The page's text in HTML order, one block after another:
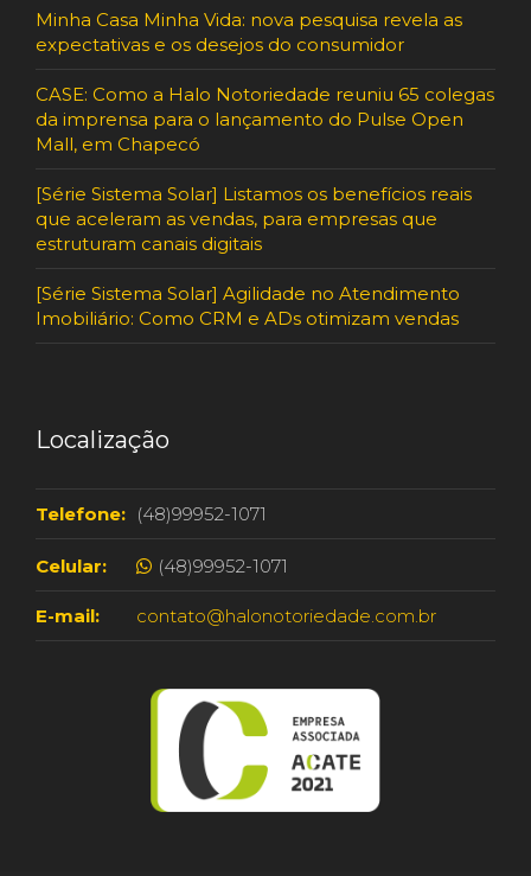
Minha Casa Minha Vida: nova pesquisa revela as
expectativas e os desejos do consumidor
CASE: Como a Halo Notoriedade reuniu 65 colegas
da imprensa para o lançamento do Pulse Open
Mall, em Chapecó
[Série Sistema Solar] Listamos os benefícios reais
que aceleram as vendas, para empresas que
estruturam canais digitais
[Série Sistema Solar] Agilidade no Atendimento
Imobiliário: Como CRM e ADs otimizam vendas
Localização
Telefone: (48)99952-1071
Celular: (48)99952-1071
E-mail: contato@halonotoriedade.com.br